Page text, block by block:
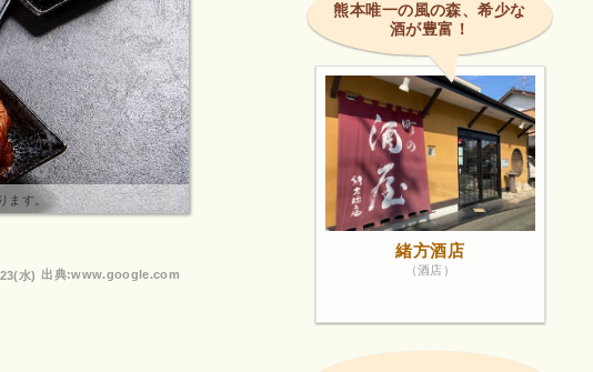
ます。
出典:www.google.com
水)
熊本唯一の風の森、希少な
酒が豊富！
緒方酒店
（酒店）